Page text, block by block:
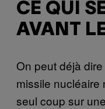
CE QUI
AVANT
On peut déjà
missile nucléaire
seul coup sur